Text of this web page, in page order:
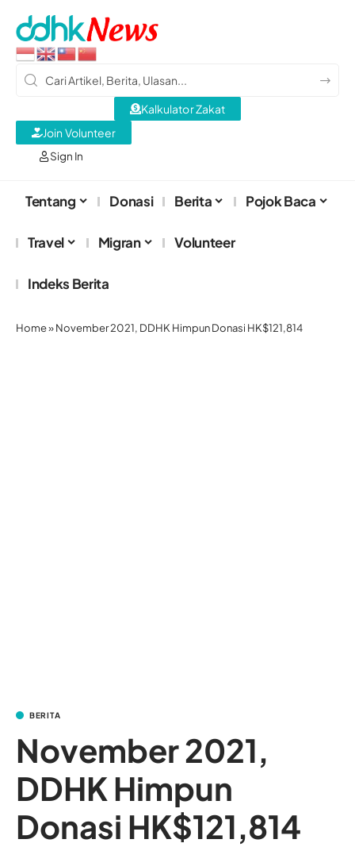
Sign In
Kalkulator Zakat
Join Volunteer
Tentang Donasi Berita Pojok Baca
Travel Migran Volunteer
Indeks Berita
Home»November 2021, DDHK Himpun Donasi HK$121,814
BERITA
November 2021,
DDHK Himpun
Donasi HK$121,814